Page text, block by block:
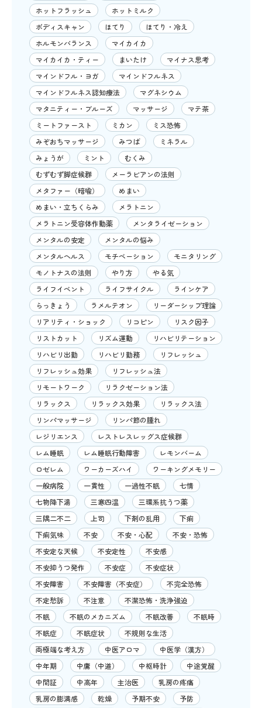
ホットフラッシュ
ホットミルク
ボディスキャン
ほてり
ほてり・冷え
ホルモンバランス
マイカイカ
マイカイカ・ティー
まいたけ
マイナス思考
マインドフル・ヨガ
マインドフルネス
マインドフルネス認知療法
マグネシウム
マタニティー・ブルーズ
マッサージ
マテ茶
ミートファースト
ミカン
ミス恐怖
みぞおちマッサージ
みつば
ミネラル
みょうが
ミント
むくみ
むずむず脚症候群
メーラビアンの法則
メタファー（暗喩）
めまい
めまい・立ちくらみ
メラトニン
メラトニン受容体作動薬
メンタライゼーション
メンタルの安定
メンタルの悩み
メンタルヘルス
モチベーション
モニタリング
モノトナスの法則
やり方
やる気
ライフイベント
ライフサイクル
ラインケア
らっきょう
ラメルテオン
リーダーシップ理論
リアリティ・ショック
リコピン
リスク因子
リストカット
リズム運動
リハビリテーション
リハビリ出勤
リハビリ勤務
リフレッシュ
リフレッシュ効果
リフレッシュ法
リモートワーク
リラクゼーション法
リラックス
リラックス効果
リラックス法
リンパマッサージ
リンパ節の腫れ
レジリエンス
レストレスレッグス症候群
レム睡眠
レム睡眠行動障害
レモンバーム
ロゼレム
ワーカーズハイ
ワーキングメモリー
一般病院
一貫性 一過性不眠
七情
七物降下湯
三寒四温
三環系抗うつ薬
三隅二不二
上司 下剤の乱用
下痢
下痢気味
不安 不安・心配
不安・恐怖
不安定な天候
不安定性
不安感
不安抑うつ発作
不安症
不安症状
不安障害
不安障害（不安症）
不完全恐怖
不定愁訴
不注意
不潔恐怖・洗浄強迫
不眠
不眠のメカニズム 不眠改善
不眠時
不眠症
不眠症状
不規則な生活
両極端な考え方
中医アロマ
中医学（漢方）
中年期
中庸（中道） 中枢時計
中途覚醒
中間証
中高年 主治医
乳房の疼痛
乳房の膨満感
乾燥 予期不安
予防